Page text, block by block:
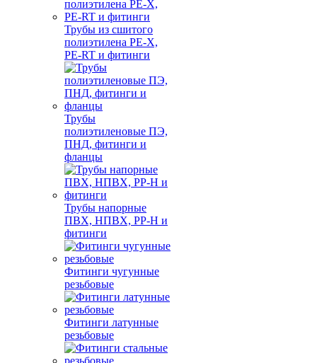
Трубы из сшитого
полиэтилена PE-X,
PE-RT и фитинги
Трубы
полиэтиленовые ПЭ,
ПНД, фитинги и
фланцы
Трубы напорные
ПВХ, НПВХ, PP-H и
фитинги
Фитинги чугунные
резьбовые
Фитинги латунные
резьбовые